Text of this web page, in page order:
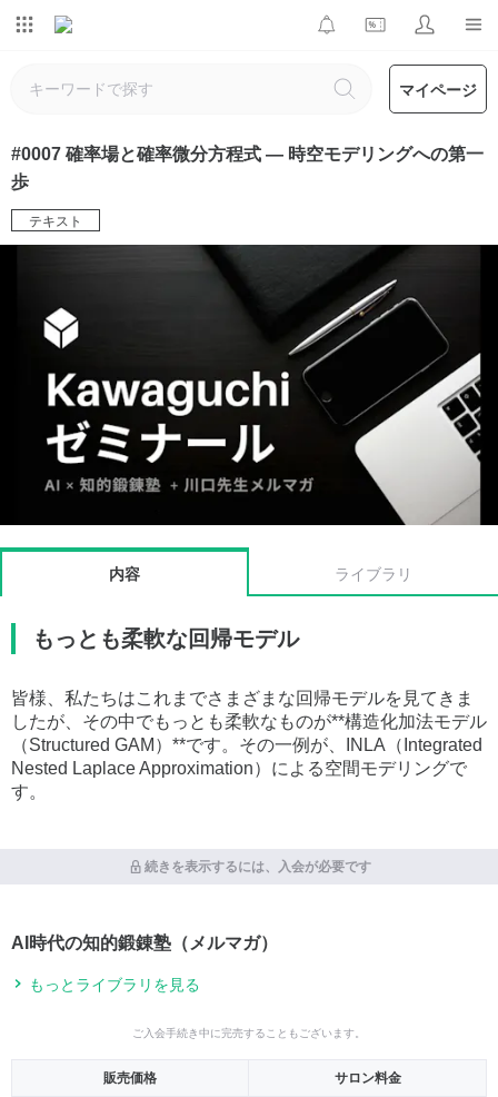
マイページ
#0007 確率場と確率微分方程式 — 時空モデリングへの第一
歩
テキスト
内容 ライブラリ
もっとも柔軟な回帰モデル
皆様、私たちはこれまでさまざまな回帰モデルを見てきま
したが、その中でもっとも柔軟なものが**構造化加法モデル
（Structured GAM）**です。その一例が、INLA（Integrated
Nested Laplace Approximation）による空間モデリングで
す。
続きを表示するには、入会が必要です
AI時代の知的鍛錬塾（メルマガ）
もっとライブラリを見る
ご入会手続き中に完売することもございます。
販売価格 サロン料金